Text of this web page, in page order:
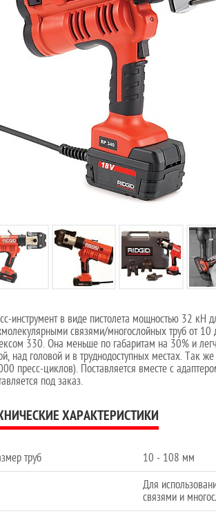
инструмент в виде пистолета мощностью 32
связями/многослойных труб от
330. Она меньше по габаритам на 30% и
над головой и в труднодоступных местах. Так
пресс-циклов). Поставляется вместе с
под заказ.
ХАРАКТЕРИСТИКИ
труб
10 - 108 мм
Для
связями и